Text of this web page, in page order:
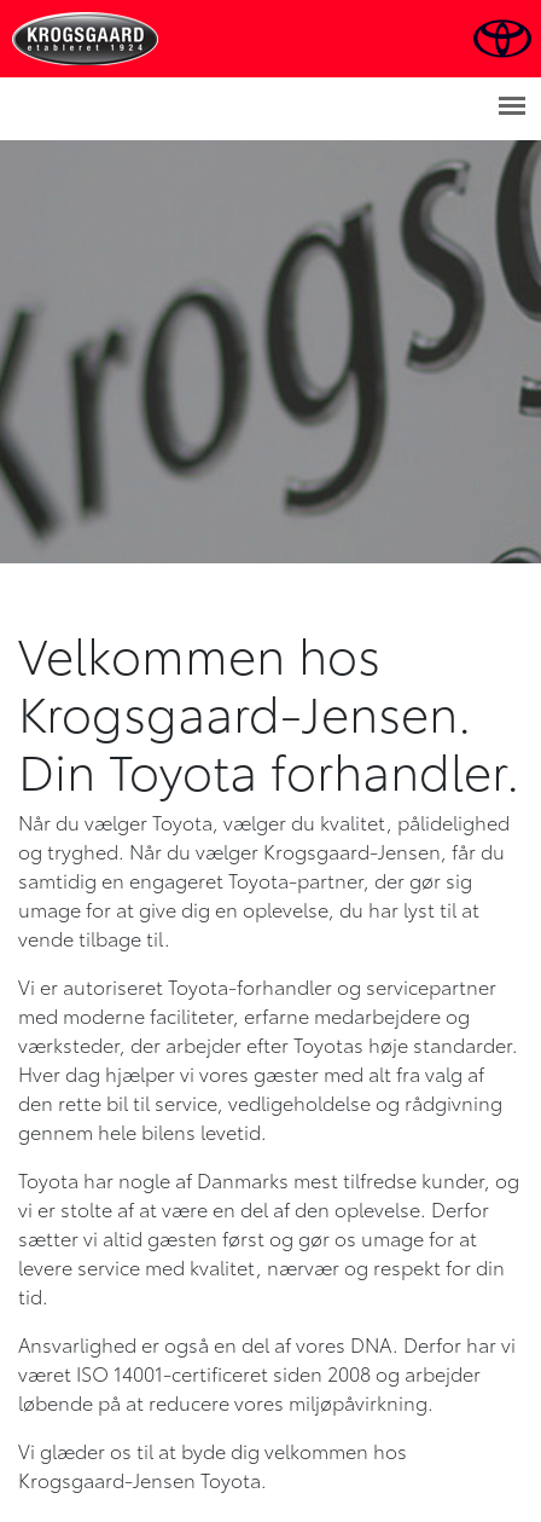
Velkommen hos
Krogsgaard-Jensen.
Din Toyota forhandler.
Når du vælger Toyota, vælger du kvalitet, pålidelighed
og tryghed. Når du vælger Krogsgaard-Jensen, får du
samtidig en engageret Toyota-partner, der gør sig
umage for at give dig en oplevelse, du har lyst til at
vende tilbage til.
Vi er autoriseret Toyota-forhandler og servicepartner
med moderne faciliteter, erfarne medarbejdere og
værksteder, der arbejder efter Toyotas høje standarder.
Hver dag hjælper vi vores gæster med alt fra valg af
den rette bil til service, vedligeholdelse og rådgivning
gennem hele bilens levetid.
Toyota har nogle af Danmarks mest tilfredse kunder, og
vi er stolte af at være en del af den oplevelse. Derfor
sætter vi altid gæsten først og gør os umage for at
levere service med kvalitet, nærvær og respekt for din
tid.
Ansvarlighed er også en del af vores DNA. Derfor har vi
været ISO 14001-certificeret siden 2008 og arbejder
løbende på at reducere vores miljøpåvirkning.
Vi glæder os til at byde dig velkommen hos
Krogsgaard-Jensen Toyota.